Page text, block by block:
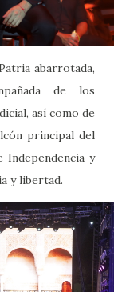
abarrotada,
de los
así como de
principal del
y
y libertad.